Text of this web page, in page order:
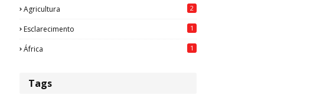
Agricultura 2
Esclarecimento 1
África 1
Tags